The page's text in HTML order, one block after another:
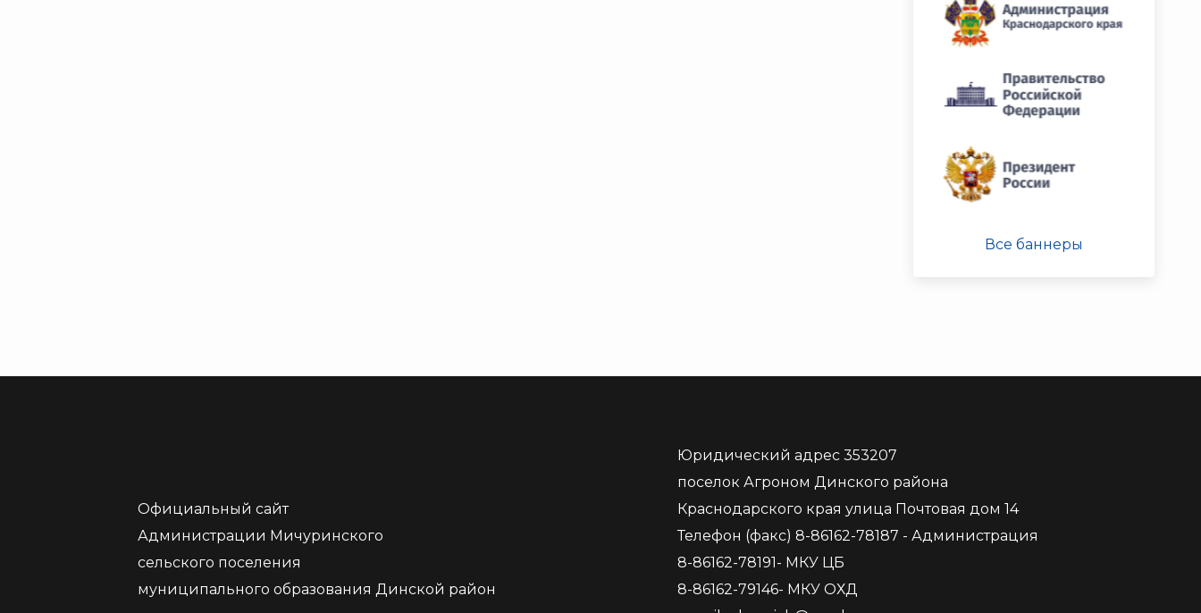
Все баннеры
Официальный сайт
Администрации Мичуринского
сельского поселения
муниципального образования Динской район
Юридический адрес 353207
поселок Агроном Динского района
Краснодарского края улица Почтовая дом 14
Телефон (факс) 8-86162-78187 - Администрация
8-86162-78191- МКУ ЦБ
8-86162-79146- МКУ ОХД